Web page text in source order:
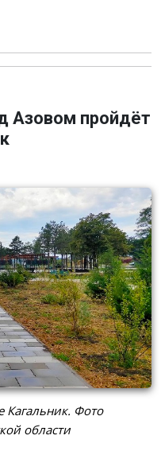
Азовом пройдёт
Кагальник. Фото
области